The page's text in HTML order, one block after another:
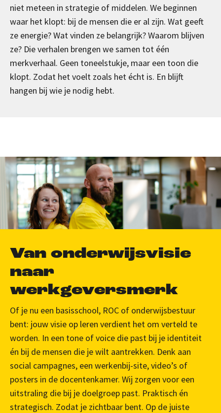
niet meteen in strategie of middelen. We beginnen
waar het klopt: bij de mensen die er al zijn. Wat geeft
ze energie? Wat vinden ze belangrijk? Waarom blijven
ze? Die verhalen brengen we samen tot één
merkverhaal. Geen toneelstukje, maar een toon die
klopt. Zodat het voelt zoals het écht is. En blijft
hangen bij wie je nodig hebt.
Van onderwijsvisie
naar
werkgeversmerk
Of je nu een basisschool, ROC of onderwijsbestuur
bent: jouw visie op leren verdient het om verteld te
worden. In een tone of voice die past bij je identiteit
én bij de mensen die je wilt aantrekken. Denk aan
social campagnes, een werkenbij-site, video’s of
posters in de docentenkamer. Wij zorgen voor een
uitstraling die bij je doelgroep past. Praktisch én
strategisch. Zodat je zichtbaar bent. Op de juiste